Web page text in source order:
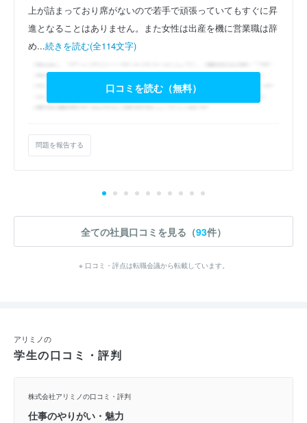
上が詰まっており席がないので若手で頑張っていてもすぐに昇
進となることはありません。また女性は出産を機に営業職は辞
め...続きを読む(全114文字)
口コミを読む（無料）
問題を報告する
全ての社員口コミを見る（93件）
※ 口コミ・評点は転職会議から転載しています。
アリミノの
学生の口コミ・評判
株式会社アリミノの口コミ・評判
仕事のやりがい・魅力